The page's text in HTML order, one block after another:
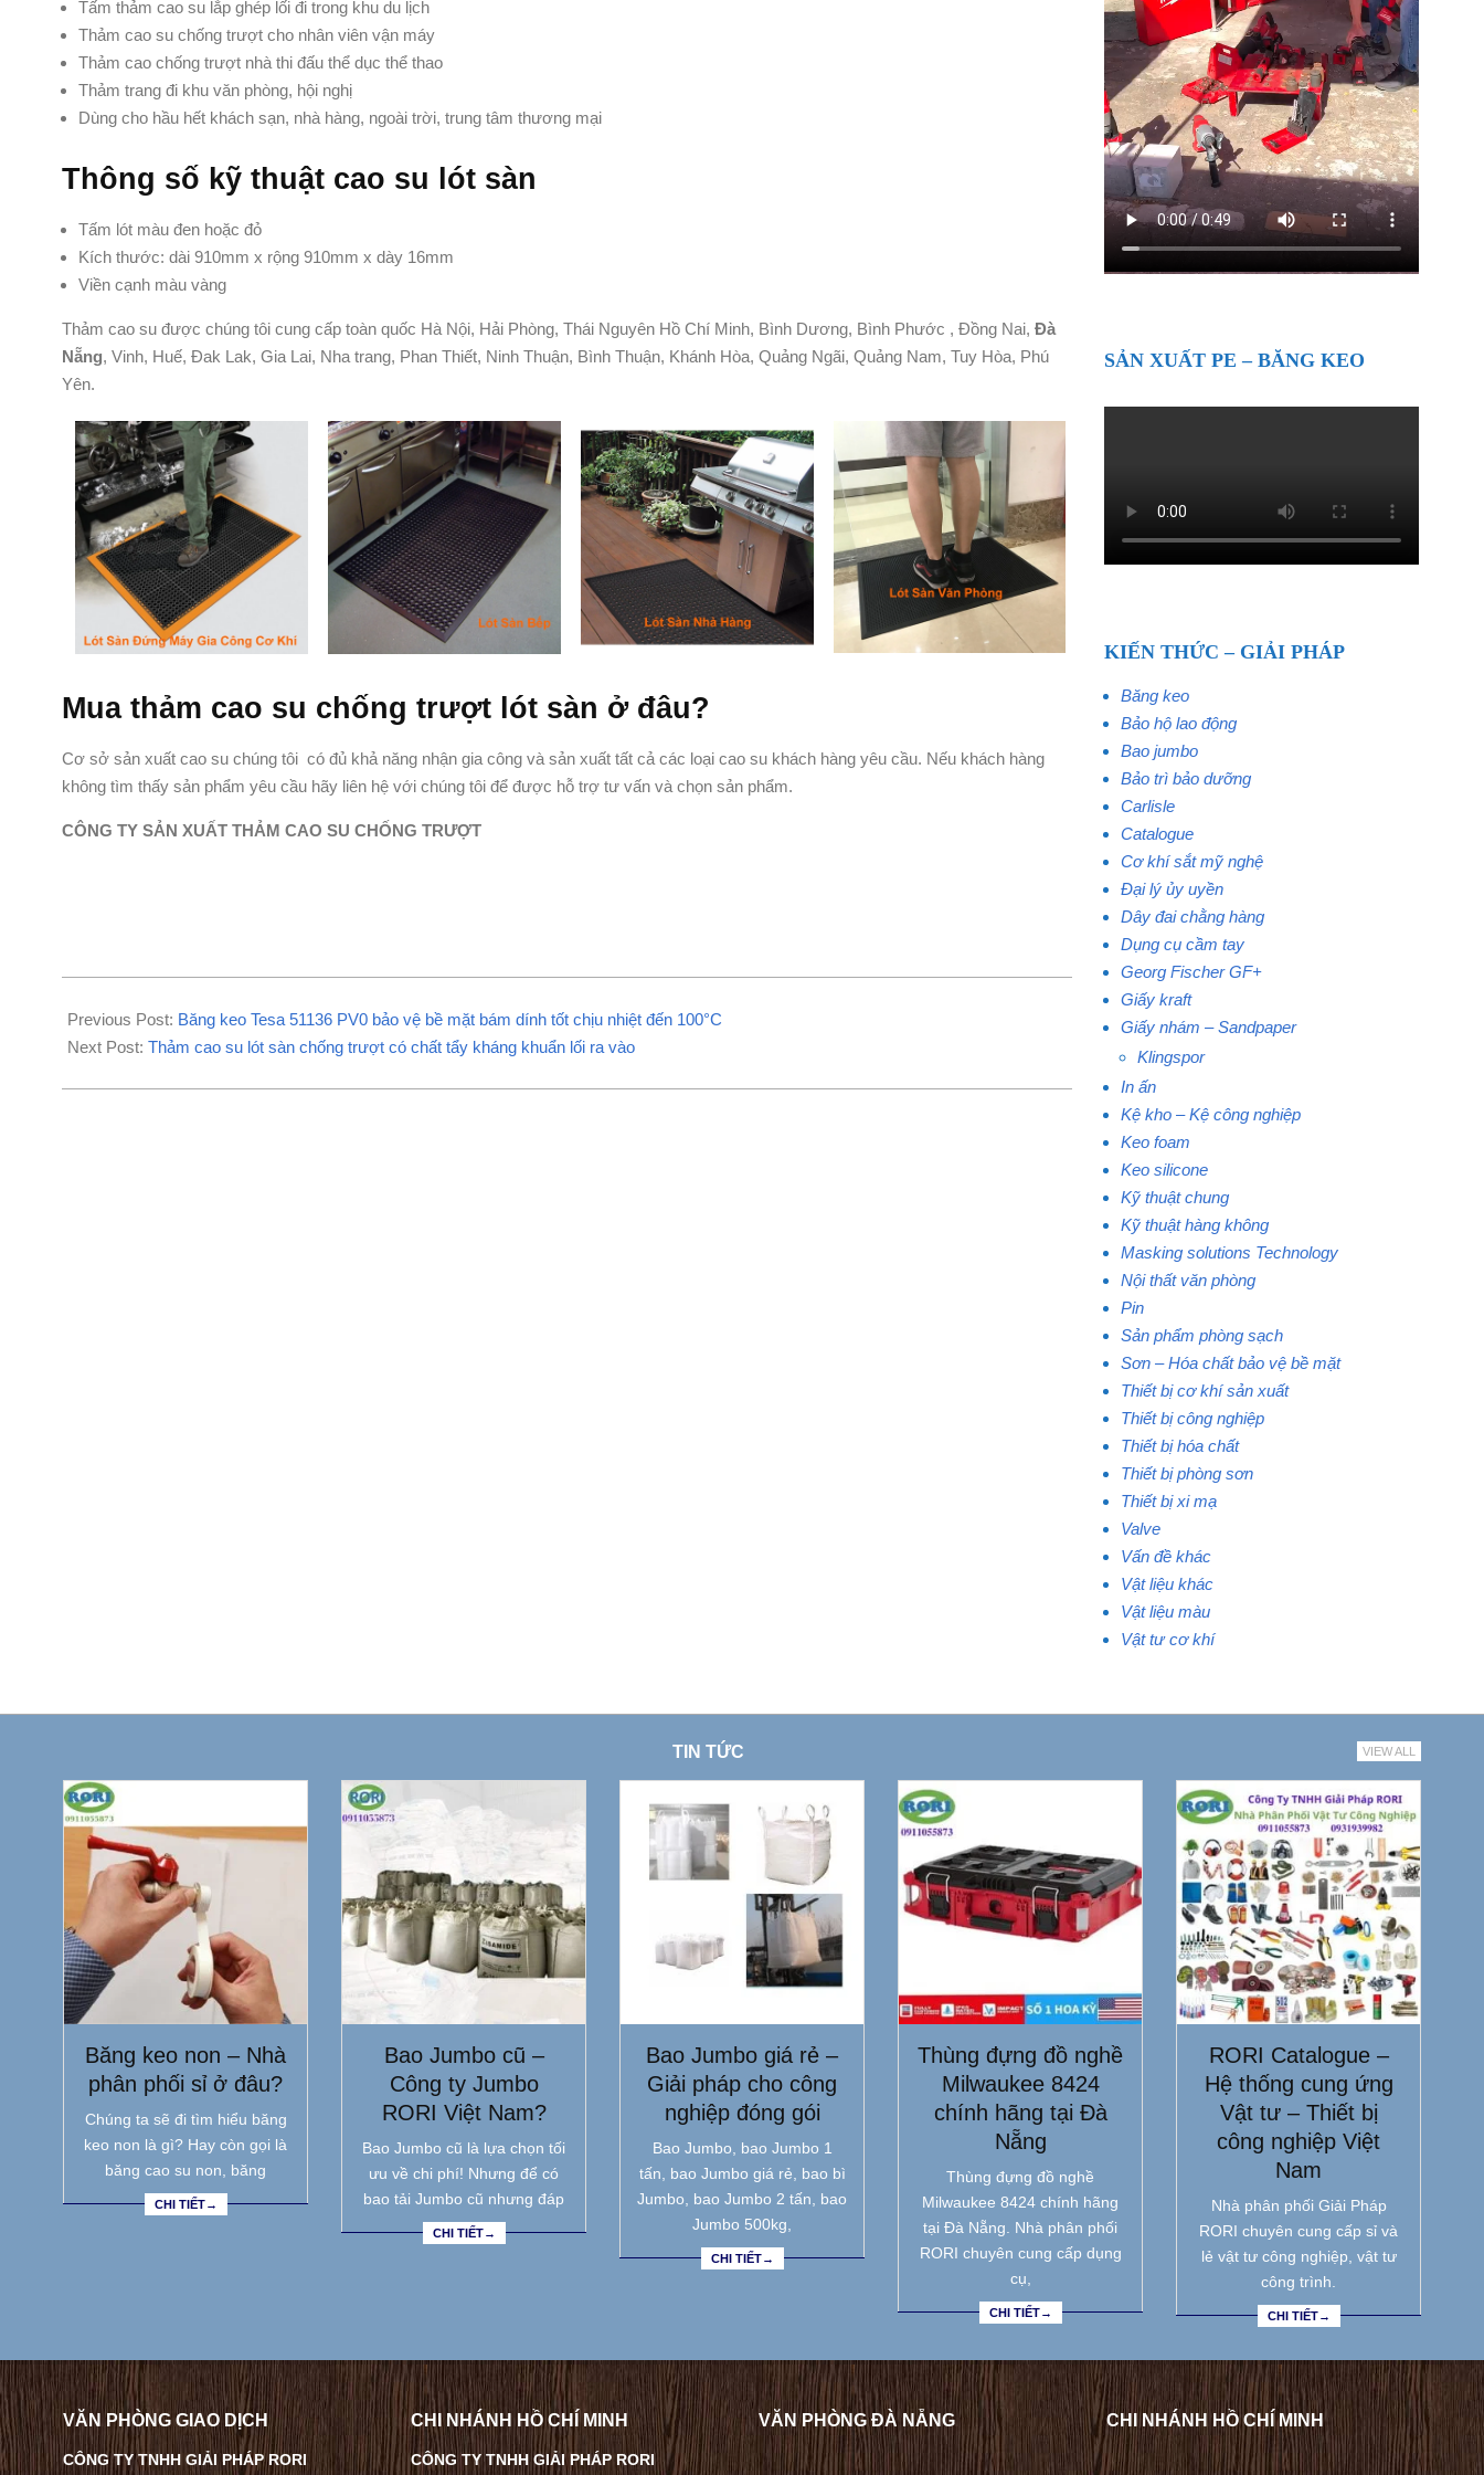
Tấm thảm cao su lắp ghép lối đi trong khu du lịch
Thảm cao su chống trượt cho nhân viên vận máy
Thảm cao chống trượt nhà thi đấu thể dục thể thao
Thảm trang đi khu văn phòng, hội nghị
Dùng cho hầu hết khách sạn, nhà hàng, ngoài trời, trung tâm thương mại
Thông số kỹ thuật cao su lót sàn
Tấm lót màu đen hoặc đỏ
Kích thước: dài 910mm x rộng 910mm x dày 16mm
Viền cạnh màu vàng
Thảm cao su được chúng tôi cung cấp toàn quốc Hà Nội, Hải Phòng, Thái Nguyên Hồ Chí Minh, Bình Dương, Bình Phước , Đồng Nai, Đà
Nẵng, Vinh, Huế, Đak Lak, Gia Lai, Nha trang, Phan Thiết, Ninh Thuận, Bình Thuận, Khánh Hòa, Quảng Ngãi, Quảng Nam, Tuy Hòa, Phú
Yên.
Mua thảm cao su chống trượt lót sàn ở đâu?
Cơ sở sản xuất cao su chúng tôi có đủ khả năng nhận gia công và sản xuất tất cả các loại cao su khách hàng yêu cầu. Nếu khách hàng
không tìm thấy sản phẩm yêu cầu hãy liên hệ với chúng tôi để được hỗ trợ tư vấn và chọn sản phẩm.
CÔNG TY SẢN XUẤT THẢM CAO SU CHỐNG TRƯỢT
09-
19
Previous Post: Băng keo Tesa 51136 PV0 bảo vệ bề mặt bám dính tốt chịu nhiệt đến 100°C
Next Post: Thảm cao su lót sàn chống trượt có chất tẩy kháng khuẩn lối ra vào
SẢN XUẤT PE – BĂNG KEO
KIẾN THỨC – GIẢI PHÁP
Băng keo
Bảo hộ lao động
Bao jumbo
Bảo trì bảo dưỡng
Carlisle
Catalogue
Cơ khí sắt mỹ nghệ
Đại lý ủy uyền
Dây đai chằng hàng
Dụng cụ cầm tay
Georg Fischer GF+
Giấy kraft
Giấy nhám – Sandpaper
Klingspor
In ấn
Kệ kho – Kệ công nghiệp
Keo foam
Keo silicone
Kỹ thuật chung
Kỹ thuật hàng không
Masking solutions Technology
Nội thất văn phòng
Pin
Sản phẩm phòng sạch
Sơn – Hóa chất bảo vệ bề mặt
Thiết bị cơ khí sản xuất
Thiết bị công nghiệp
Thiết bị hóa chất
Thiết bị phòng sơn
Thiết bị xi mạ
Valve
Vấn đề khác
Vật liệu khác
Vật liệu màu
Vật tư cơ khí
TIN TỨC VIEW ALL
Băng keo non – Nhà
phân phối sỉ ở đâu?
Chúng ta sẽ đi tìm hiểu băng
keo non là gì? Hay còn gọi là
băng cao su non, băng
CHI TIẾT→
Bao Jumbo cũ –
Công ty Jumbo
RORI Việt Nam?
Bao Jumbo cũ là lựa chọn tối
ưu về chi phí! Nhưng để có
bao tải Jumbo cũ nhưng đáp
CHI TIẾT→
Bao Jumbo giá rẻ –
Giải pháp cho công
nghiệp đóng gói
Bao Jumbo, bao Jumbo 1
tấn, bao Jumbo giá rẻ, bao bì
Jumbo, bao Jumbo 2 tấn, bao
Jumbo 500kg,
CHI TIẾT→
Thùng đựng đồ nghề
Milwaukee 8424
chính hãng tại Đà
Nẵng
Thùng đựng đồ nghề
Milwaukee 8424 chính hãng
tại Đà Nẵng. Nhà phân phối
RORI chuyên cung cấp dụng
cụ,
CHI TIẾT→
RORI Catalogue –
Hệ thống cung ứng
Vật tư – Thiết bị
công nghiệp Việt
Nam
Nhà phân phối Giải Pháp
RORI chuyên cung cấp sỉ và
lẻ vật tư công nghiệp, vật tư
công trình.
CHI TIẾT→
VĂN PHÒNG GIAO DỊCH
CÔNG TY TNHH GIẢI PHÁP RORI
CHI NHÁNH HỒ CHÍ MINH
CÔNG TY TNHH GIẢI PHÁP RORI
VĂN PHÒNG ĐÀ NẴNG CHI NHÁNH HỒ CHÍ MINH